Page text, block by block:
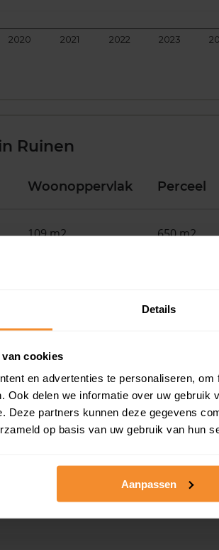
Details
cookies
en advertenties te personaliseren,
Ook delen we informatie over uw gebruik
Deze partners kunnen deze gegevens
op basis van uw gebruik van hun
Aanpassen
2020 2021 2022 2023
Ruinen
Woonoppervlak Perceel
109 m2 650 m2
174 m2
226 m2 896 m2
118 m2 920 m2